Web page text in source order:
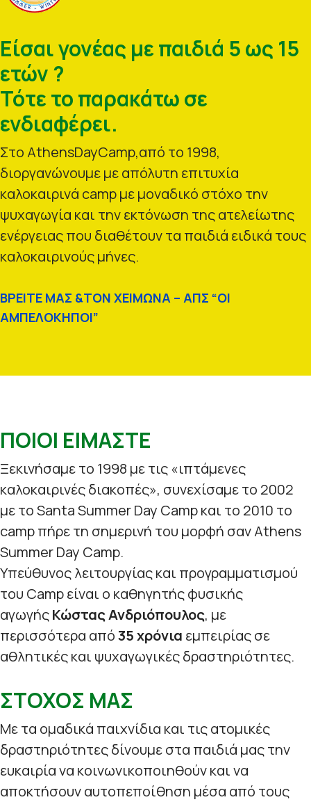
Είσαι γονέας με παιδιά 5 ως 15
ετών ?
Τότε το παρακάτω σε
ενδιαφέρει.
Στο AthensDayCamp,από το 1998,
διοργανώνουμε με απόλυτη επιτυχία
καλοκαιρινά camp με μοναδικό στόχο την
ψυχαγωγία και την εκτόνωση της ατελείωτης
ενέργειας που διαθέτουν τα παιδιά ειδικά τους
καλοκαιρινούς μήνες.
ΒΡΕΙΤΕ ΜΑΣ &ΤΟΝ ΧΕΙΜΩΝΑ – ΑΠΣ “ΟΙ
ΑΜΠΕΛΟΚΗΠΟΙ”
ΠΟΙΟΙ ΕΙΜΑΣΤΕ
Ξεκινήσαμε το 1998 με τις «ιπτάμενες
καλοκαιρινές διακοπές», συνεχίσαμε το 2002
με το Santa Summer Day Camp και το 2010 το
camp πήρε τη σημερινή του μορφή σαν Athens
Summer Day Camp.
Υπεύθυνος λειτουργίας και προγραμματισμού
του Camp είναι ο καθηγητής φυσικής
αγωγήςΚώστας Ανδριόπουλος, με
περισσότερα από35 χρόνια εμπειρίας σε
αθλητικές και ψυχαγωγικές δραστηριότητες.
ΣΤΟΧΟΣ ΜΑΣ
Με τα ομαδικά παιχνίδια και τις ατομικές
δραστηριότητες δίνουμε στα παιδιά μας την
ευκαιρία να κοινωνικοποιηθούν και να
αποκτήσουν αυτοπεποίθηση μέσα από τους